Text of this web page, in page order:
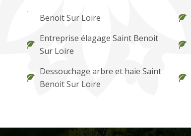
Benoit Sur Loire
Entreprise élagage Saint Benoit
Sur Loire
Dessouchage arbre et haie Saint
Benoit Sur Loire